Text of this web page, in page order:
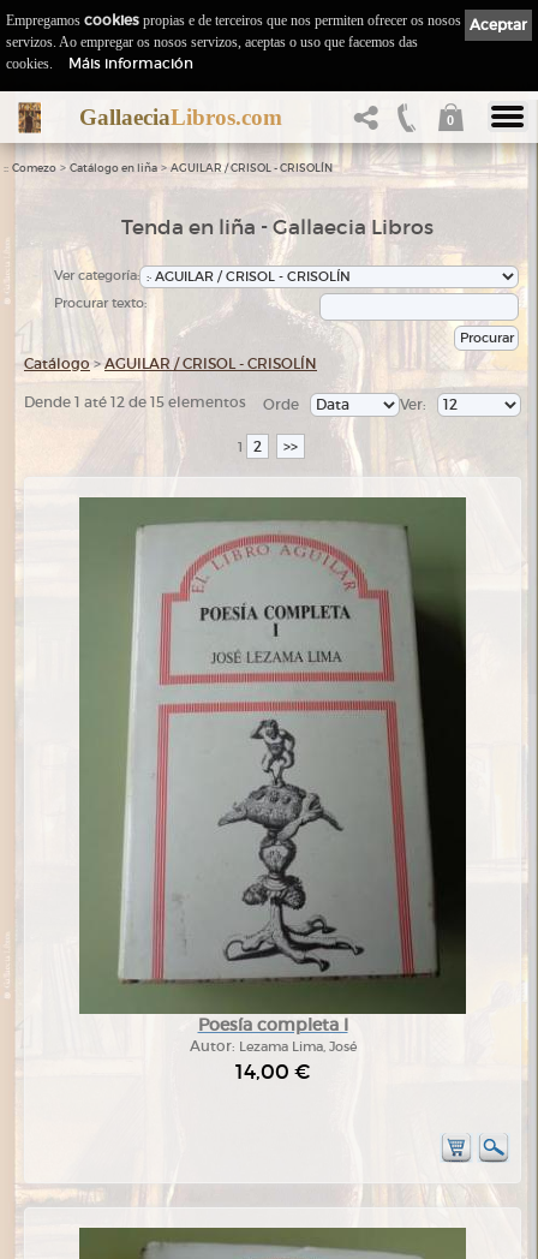
GallaeciaLibros.com 0
:: Comezo > Catálogo en liña > AGUILAR / CRISOL - CRISOLÍN
Tenda en liña - Gallaecia Libros
Ver categoría:
Procurar texto:
Catálogo >AGUILAR / CRISOL - CRISOLÍN
Dende 1 até 12 de 15 elementos Ver:
Orde
1 2 >>
Poesía completa I
Autor: Lezama Lima, José
14,00 €
Aceptar
Empregamos cookies propias e de terceiros que nos permiten ofrecer os nosos
servizos. Ao empregar os nosos servizos, aceptas o uso que facemos das
cookies.
Máis información